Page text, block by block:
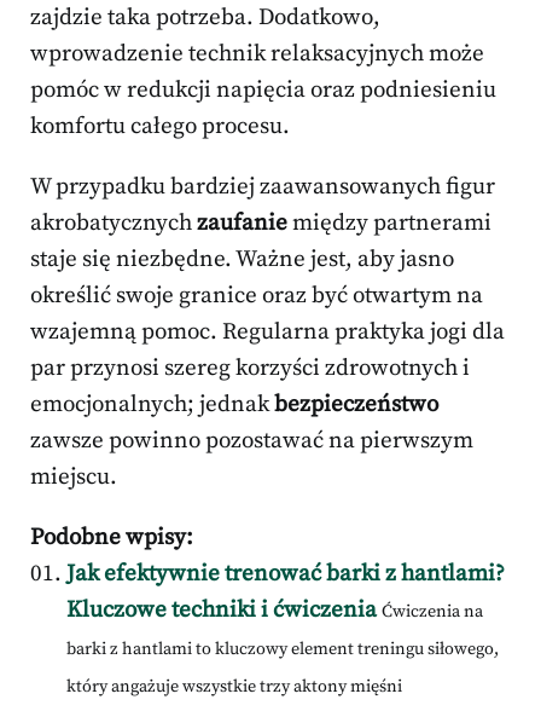
zajdzie taka potrzeba. Dodatkowo,
wprowadzenie technik relaksacyjnych może
pomóc w redukcji napięcia oraz podniesieniu
komfortu całego procesu.
W przypadku bardziej zaawansowanych figur
akrobatycznychzaufaniemiędzy partnerami
staje się niezbędne. Ważne jest, aby jasno
określić swoje granice oraz być otwartym na
wzajemną pomoc. Regularna praktyka jogi dla
par przynosi szereg korzyści zdrowotnych i
emocjonalnych; jednakbezpieczeństwo
zawsze powinno pozostawać na pierwszym
miejscu.
Podobne wpisy:
Jak efektywnie trenować barki z hantlami?
Kluczowe techniki i ćwiczenia Ćwiczenia na
barki z hantlami to kluczowy element treningu siłowego,
który angażuje wszystkie trzy aktony mięśni